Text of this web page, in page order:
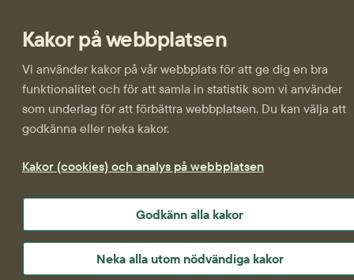
Kakor på webbplatsen
Vi använder kakor på vår webbplats för att ge dig en bra
funktionalitet och för att samla in statistik som vi använder
som underlag för att förbättra webbplatsen. Du kan välja att
godkänna eller neka kakor.
Kakor (cookies) och analys på webbplatsen
Godkänn alla kakor
Neka alla utom nödvändiga kakor